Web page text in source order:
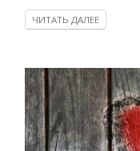
ЧИТАТЬ ДАЛЕЕ